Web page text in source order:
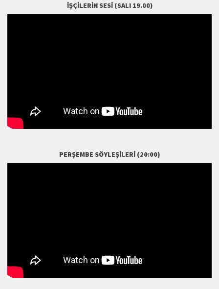
İŞÇILERIN SESI (SALI 19.00)
PERŞEMBE SÖYLEŞILERI (20:00)